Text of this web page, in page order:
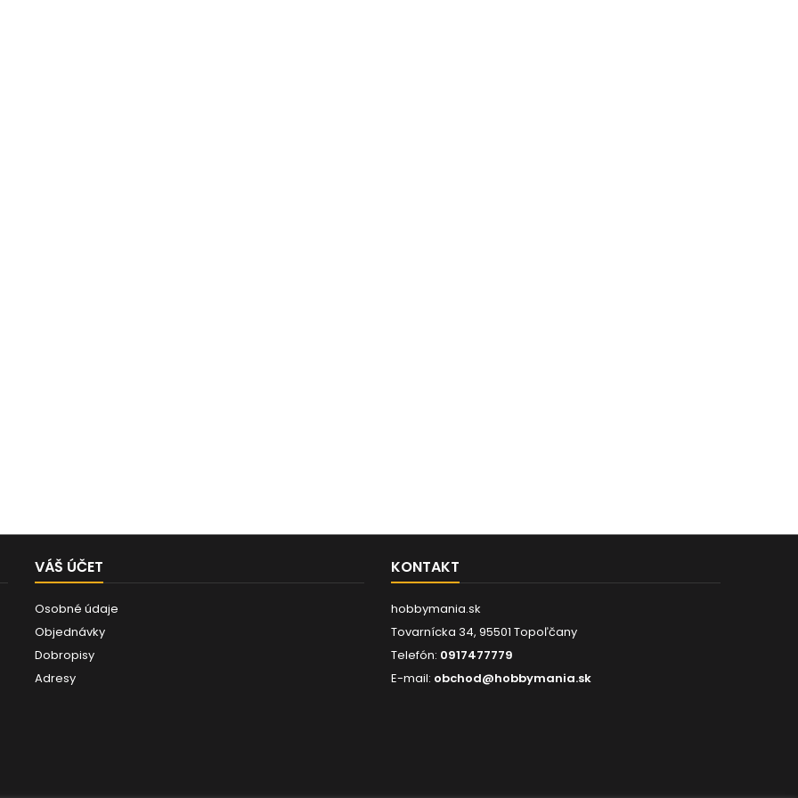
VÁŠ ÚČET
Osobné údaje
Objednávky
Dobropisy
Adresy
KONTAKT
hobbymania.sk
Tovarnícka 34, 95501 Topoľčany
Telefón: 0917477779
E-mail: obchod@hobbymania.sk